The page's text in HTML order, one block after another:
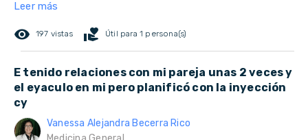
Leer más
remove_red_eye 197 vistas volunteer_activism Útil para 1 persona(s)
E tenido relaciones con mi pareja unas 2 veces y
el eyaculo en mi pero planificó con la inyección
cy
Vanessa Alejandra Becerra Rico